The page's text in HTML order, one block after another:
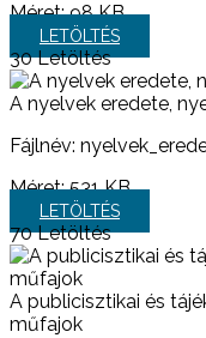
Méret:98 KB
LETÖLTÉS
30Letöltés
A nyelvek eredete,
Fájlnév:
Méret:531 KB
LETÖLTÉS
70Letöltés
A publicisztikai és
műfajok